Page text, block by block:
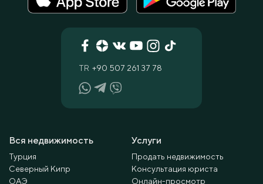
Вся недвижимость
Турция
Северный Кипр
ОАЭ
Услуги
Продать недвижимость
Консультация юриста
Онлайн-просмотр
TR +90 507 261 37 78